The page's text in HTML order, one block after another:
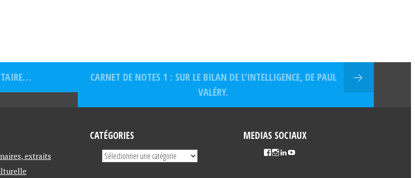
CARNET DE NOTES 1 : SUR LE BILAN DE L’INTELLIGENCE, DE PAUL
VALÉRY.
extraits
CATÉGORIES MEDIAS SOCIAUX